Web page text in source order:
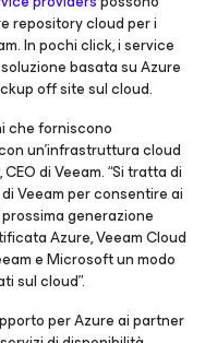
repository cloud per i
In pochi click, i service
basata su Azure
off site sul cloud.
che forniscono
un’infrastruttura cloud
di Veeam. “Si tratta di
Veeam per consentire ai
generazione
Azure, Veeam Cloud
e Microsoft un modo
sul cloud”.
per Azure ai partner